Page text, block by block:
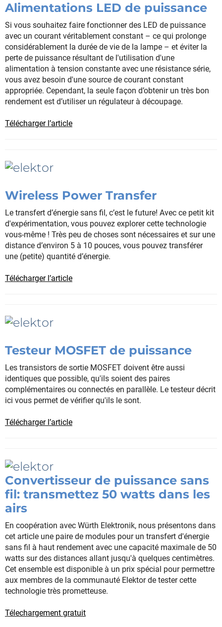
Alimentations LED de puissance
Si vous souhaitez faire fonctionner des LED de puissance
avec un courant véritablement constant – ce qui prolonge
considérablement la durée de vie de la lampe – et éviter la
perte de puissance résultant de l'utilisation d'une
alimentation à tension constante avec une résistance série,
vous avez besoin d'une source de courant constant
appropriée. Cependant, la seule façon d’obtenir un très bon
rendement est d’utiliser un régulateur à découpage.
Télécharger l’article
Wireless Power Transfer
Le transfert d’énergie sans fil, c’est le future! Avec ce petit kit
d'expérimentation, vous pouvez explorer cette technologie
vous-même ! Très peu de choses sont nécessaires et sur une
distance d’environ 5 à 10 pouces, vous pouvez transférer
une (petite) quantité d’énergie.
Télécharger l’article
Testeur MOSFET de puissance
Les transistors de sortie MOSFET doivent être aussi
identiques que possible, qu'ils soient des paires
complémentaires ou connectés en parallèle. Le testeur décrit
ici vous permet de vérifier qu'ils le sont.
Télécharger l’article
Convertisseur de puissance sans
fil: transmettez 50 watts dans les
airs
En coopération avec Würth Elektronik, nous présentons dans
cet article une paire de modules pour un transfert d'énergie
sans fil à haut rendement avec une capacité maximale de 50
watts sur des distances allant jusqu'à quelques centimètres.
Cet ensemble est disponible à un prix spécial pour permettre
aux membres de la communauté Elektor de tester cette
technologie très prometteuse.
Télechargement gratuit